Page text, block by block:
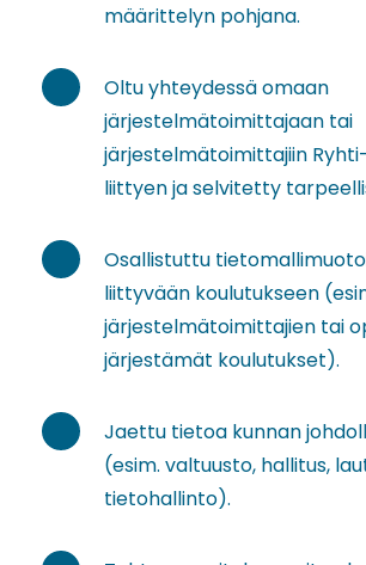
määrittelyn pohjana.
Oltu yhteydessä omaan
järjestelmätoimittajaan tai
järjestelmätoimittajiin
liittyen ja selvitetty
Osallistuttu
liittyvään koulutukseen
järjestelmätoimittajien tai
järjestämät koulutukset).
Jaettu tietoa kunnan
(esim. valtuusto, hallitus,
tietohallinto).